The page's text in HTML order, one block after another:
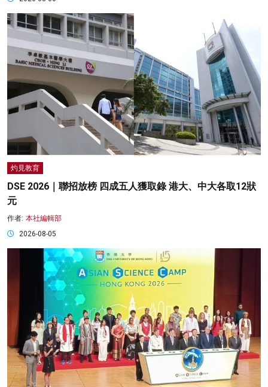
灼見教育
DSE 2026｜聯招放榜 四成五人獲取錄 港大、中大各取12狀
元
作者: 本社編輯部
2026-08-05